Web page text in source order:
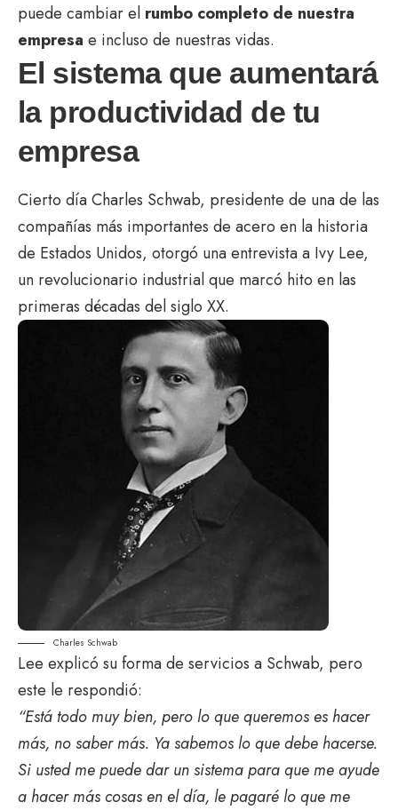
puede cambiar el rumbo completo de nuestra
empresa e incluso de nuestras vidas.
El sistema que aumentará
la productividad de tu
empresa
Cierto día Charles Schwab, presidente de una de las
compañías más importantes de acero en la historia
de Estados Unidos, otorgó una entrevista a Ivy Lee,
un revolucionario industrial que marcó hito en las
primeras décadas del siglo XX.
Charles Schwab
Lee explicó su forma de servicios a Schwab, pero
este le respondió:
“Está todo muy bien, pero lo que queremos es hacer
más, no saber más. Ya sabemos lo que debe hacerse.
Si usted me puede dar un sistema para que me ayude
a hacer más cosas en el día, le pagaré lo que me